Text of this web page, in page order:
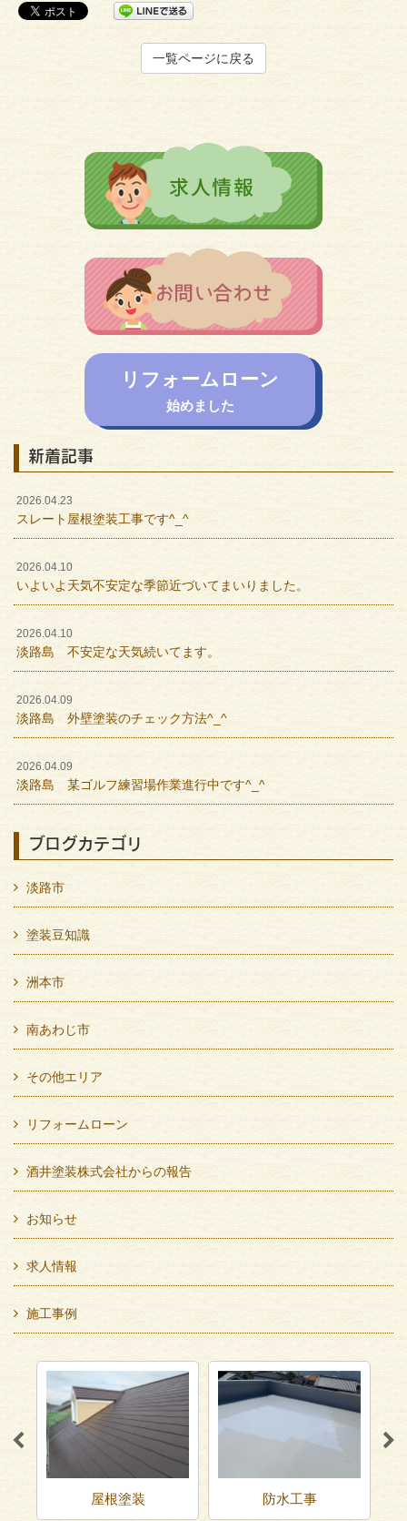
一覧ページに戻る
リフォームローン
始めました
新着記事
2026.04.23
スレート屋根塗装工事です^_^
2026.04.10
いよいよ天気不安定な季節近づいてまいりました。
2026.04.10
淡路島 不安定な天気続いてます。
2026.04.09
淡路島 外壁塗装のチェック方法^_^
2026.04.09
淡路島 某ゴルフ練習場作業進行中です^_^
ブログカテゴリ
淡路市
塗装豆知識
洲本市
南あわじ市
その他エリア
リフォームローン
酒井塗装株式会社からの報告
お知らせ
求人情報
施工事例
屋根塗装 防水工事